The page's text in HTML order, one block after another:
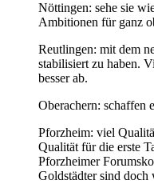
Nöttingen: sehe sie
Ambitionen für ganz
Reutlingen: mit dem
stabilisiert zu haben.
besser ab.
Oberachern: schaffen
Pforzheim: viel
Qualität für die erste
Pforzheimer
Goldstädter sind doch